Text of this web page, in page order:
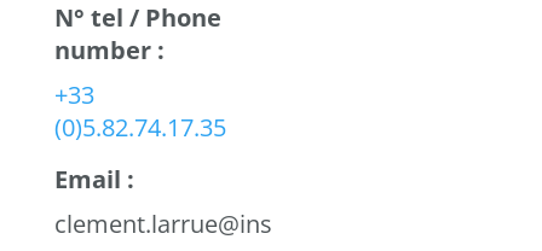
N° tel / Phone
number :
+33
(0)5.82.74.17.35
Email :
clement.larrue@inserm.fr